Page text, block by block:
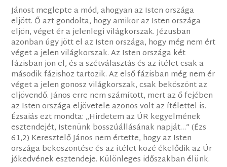
Jánost meglepte a mód, ahogyan az Isten országa
eljött. Ő azt gondolta, hogy amikor az Isten országa
eljön, véget ér a jelenlegi világkorszak. Jézusban
azonban úgy jött el az Isten országa, hogy még nem ért
véget a jelen világkorszak. Az Isten országa két
fázisban jön el, és a szétválasztás és az ítélet csak a
második fázishoz tartozik. Az első fázisban még nem ér
véget a jelen gonosz világkorszak, csak beköszönt az
eljövendő. János erre nem számított, mert az ő fejében
az Isten országa eljövetele azonos volt az ítélettel is.
Ézsaiás ezt mondta: „Hirdetem az ÚR kegyelmének
esztendejét, Istenünk bosszúállásának napját…” (Ézs
61,2) Keresztelő János nem értette, hogy az Isten
országa beköszöntése és az ítélet közé ékelődik az Úr
jókedvének esztendeje. Különleges időszakban élünk.